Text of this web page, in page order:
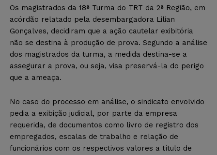
Os magistrados da 18ª Turma do TRT da 2ª Região, em
acórdão relatado pela desembargadora Lilian
Gonçalves, decidiram que a ação cautelar exibitória
não se destina à produção de prova. Segundo a análise
dos magistrados da turma, a medida destina-se a
assegurar a prova, ou seja, visa preservá-la do perigo
que a ameaça.
No caso do processo em análise, o sindicato envolvido
pedia a exibição judicial, por parte da empresa
requerida, de documentos como livro de registro dos
empregados, escalas de trabalho e relação de
funcionários com os respectivos valores a título de